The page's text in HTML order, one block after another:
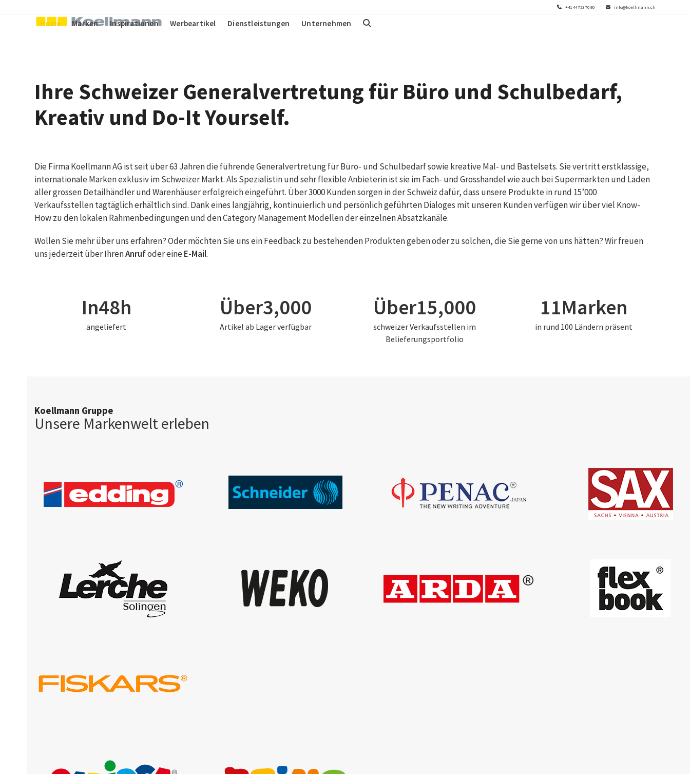
+41 44 723 70 80 info@koellmann.ch
Home Marken Inspirationen Werbeartikel Dienstleistungen Unternehmen
Ihre Schweizer Generalvertretung für Büro und Schulbedarf,
Kreativ und Do-It Yourself.
Die Firma Koellmann AG ist seit über 63 Jahren die führende Generalvertretung für Büro- und Schulbedarf sowie kreative Mal- und Bastelsets. Sie vertritt erstklassige,
internationale Marken exklusiv im Schweizer Markt. Als Spezialistin und sehr flexible Anbieterin ist sie im Fach- und Grosshandel wie auch bei Supermärkten und Läden
aller grossen Detailhändler und Warenhäuser erfolgreich eingeführt. Über 3000 Kunden sorgen in der Schweiz dafür, dass unsere Produkte in rund 15’000
Verkaufsstellen tagtäglich erhältlich sind. Dank eines langjährig, kontinuierlich und persönlich geführten Dialoges mit unseren Kunden verfügen wir über viel Know-
How zu den lokalen Rahmenbedingungen und den Category Management Modellen der einzelnen Absatzkanäle.
Wollen Sie mehr über uns erfahren? Oder möchten Sie uns ein Feedback zu bestehenden Produkten geben oder zu solchen, die Sie gerne von uns hätten? Wir freuen
uns jederzeit über IhrenAnrufoder eineE-Mail.
In4848
h
angeliefert
Über3,0003000
Artikel ab Lager verfügbar
Über15,00015000
schweizer Verkaufsstellen im
Belieferungsportfolio
1111
Marken
in rund 100 Ländern präsent
Koellmann Gruppe
Unsere Markenwelt erleben